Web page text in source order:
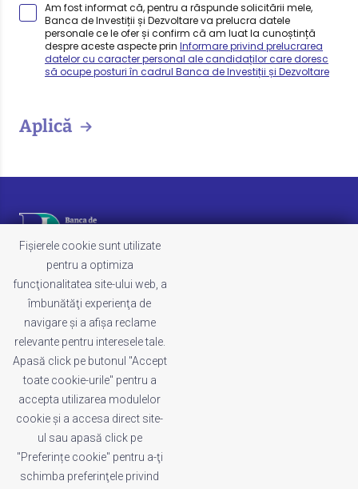
Am fost informat că, pentru a răspunde solicitării mele,
Banca de Investiții și Dezvoltare va prelucra datele
personale ce le ofer și confirm că am luat la cunoștință
despre aceste aspecte prin Informare privind prelucrarea
datelor cu caracter personal ale candidaților care doresc
să ocupe posturi în cadrul Banca de Investiții și Dezvoltare
Aplică
LEGAL
Termeni și condiții
Politica de cookies
Politica de confidențialitate
Whistleblowing
Reclamații
INDEX
Acasă
Fișierele cookie sunt utilizate
pentru a optimiza
funcţionalitatea site-ului web, a
îmbunătăţi experienţa de
navigare şi a afişa reclame
relevante pentru interesele tale.
Apasă click pe butonul "Accept
toate cookie-urile" pentru a
accepta utilizarea modulelor
cookie şi a accesa direct site-
ul sau apasă click pe
"Preferințe cookie" pentru a-ţi
schimba preferinţele privind